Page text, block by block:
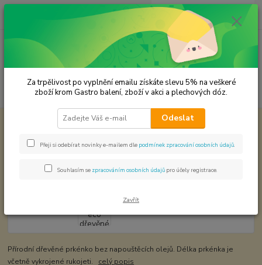
Menu
Hledat
ks
za 0,00 Kč
Dřevěné výrobky Prkénko eco dřevěné
Prkénko eco dřevěné
Přírodní dřevěné prkénko bez napouštěcích olejů. Délka prkénka je
včetně vykrojené rukojeti. celý popis
Za trpělivost po vyplnění emailu získáte slevu 5% na veškeré
zboží krom Gastro balení, zboží v akci a plechových dóz.
Odeslat
Přeji si odebírat novinky e-mailem dle podmínek zpracování osobních údajů
Souhlasím se zpracováním osobních údajů pro účely registrace.
Zavřít